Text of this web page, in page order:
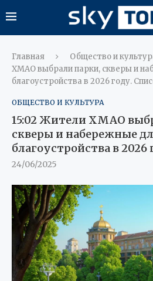
Главная Общество и
ХМАО выбрали парки, скверы и
благоустройства в 2026 году.
ОБЩЕСТВО И КУЛЬТУРА
15:02 Жители ХМАО
скверы и набережные
благоустройства в 2026
24/06/2025